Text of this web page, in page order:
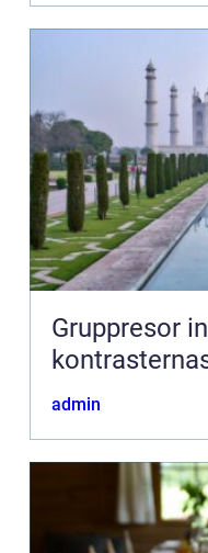
Gruppresor indien
admin